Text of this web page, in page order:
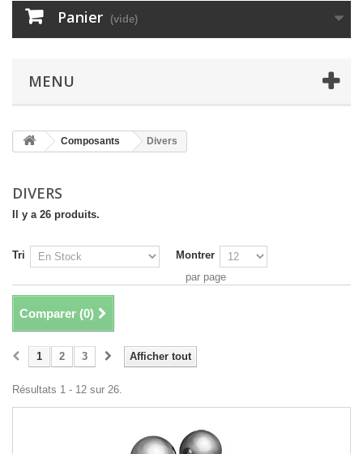
Panier (vide)
MENU
Composants Divers
DIVERS
Il y a 26 produits.
Tri
Montrer
par page
Comparer (0)
Afficher tout
1 2 3
Résultats 1 - 12 sur 26.